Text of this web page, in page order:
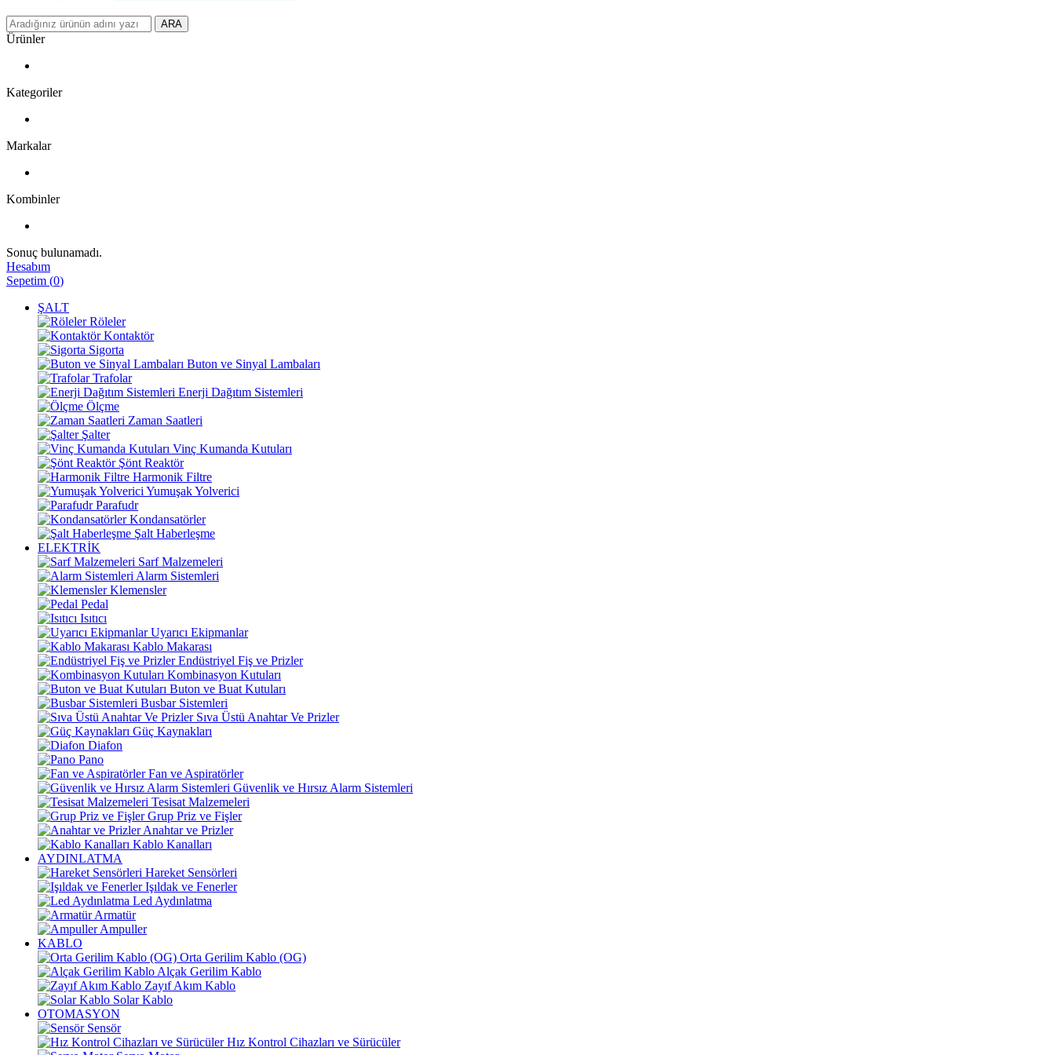
ARA
Ürünler
Kategoriler
Markalar
Kombinler
Sonuç bulunamadı.
Hesabım
Sepetim (0)
ŞALT
Röleler
Kontaktör
Sigorta
Buton ve Sinyal Lambaları
Trafolar
Enerji Dağıtım Sistemleri
Ölçme
Zaman Saatleri
Şalter
Vinç Kumanda Kutuları
Şönt Reaktör
Harmonik Filtre
Yumuşak Yolverici
Parafudr
Kondansatörler
Şalt Haberleşme
ELEKTRİK
Sarf Malzemeleri
Alarm Sistemleri
Klemensler
Pedal
Isıtıcı
Uyarıcı Ekipmanlar
Kablo Makarası
Endüstriyel Fiş ve Prizler
Kombinasyon Kutuları
Buton ve Buat Kutuları
Busbar Sistemleri
Sıva Üstü Anahtar Ve Prizler
Güç Kaynakları
Diafon
Pano
Fan ve Aspiratörler
Güvenlik ve Hırsız Alarm Sistemleri
Tesisat Malzemeleri
Grup Priz ve Fişler
Anahtar ve Prizler
Kablo Kanalları
AYDINLATMA
Hareket Sensörleri
Işıldak ve Fenerler
Led Aydınlatma
Armatür
Ampuller
KABLO
Orta Gerilim Kablo (OG)
Alçak Gerilim Kablo
Zayıf Akım Kablo
Solar Kablo
OTOMASYON
Sensör
Hız Kontrol Cihazları ve Sürücüler